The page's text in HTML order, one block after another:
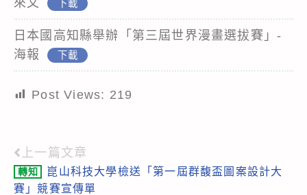
下載
日本國高知縣舉辦「第三屆世界漫畫選拔賽」-
海報
下載
Post Views: 219
Read
more
上一篇文章
轉知
崑山科技大學檢送「第一屆群馥盃圖案設計大
賽」競賽宣傳單